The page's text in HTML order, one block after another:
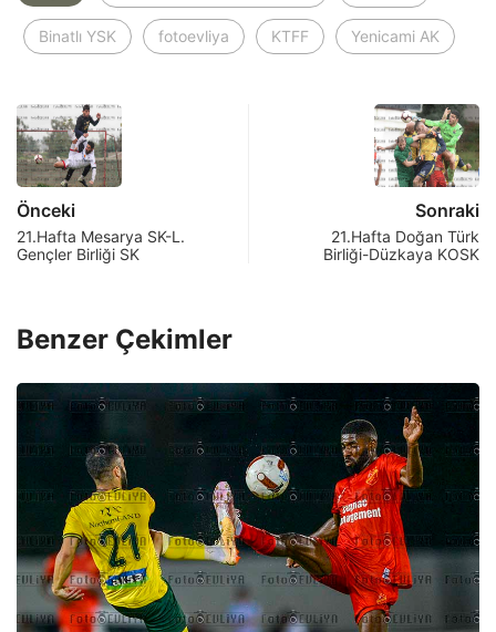
Binatlı YSK fotoevliya KTFF Yenicami AK
Önceki
21.Hafta Mesarya SK-L.
Gençler Birliği SK
Sonraki
21.Hafta Doğan Türk
Birliği-Düzkaya KOSK
Benzer Çekimler